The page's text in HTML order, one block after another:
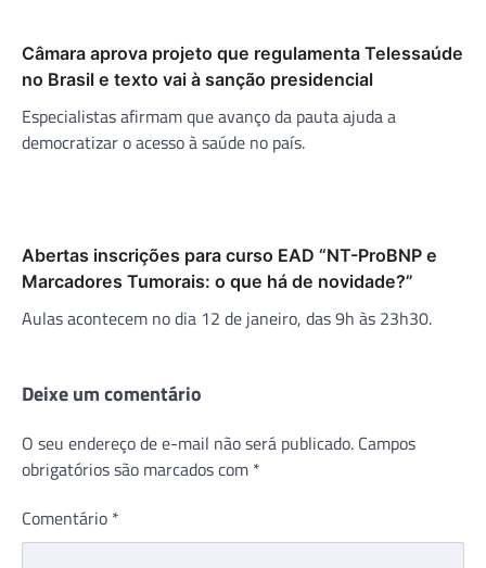
Câmara aprova projeto que regulamenta Telessaúde
no Brasil e texto vai à sanção presidencial
Especialistas afirmam que avanço da pauta ajuda a
democratizar o acesso à saúde no país.
Abertas inscrições para curso EAD “NT-ProBNP e
Marcadores Tumorais: o que há de novidade?”
Aulas acontecem no dia 12 de janeiro, das 9h às 23h30.
Deixe um comentário
O seu endereço de e-mail não será publicado. Campos
obrigatórios são marcados com *
Comentário *